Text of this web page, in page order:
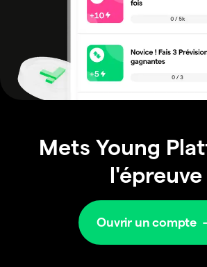
Mets Young
l'épreuve
Ouvrir un compte